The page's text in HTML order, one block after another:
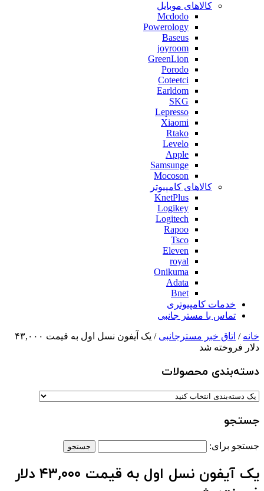
کالاهای موبایل
Mcdodo
Powerology
Baseus
joyroom
GreenLion
Porodo
Coteetci
Earldom
SKG
Lepresso
Xiaomi
Rtako
Levelo
Apple
Samsunge
Mocoson
کالاهای کامپیوتر
KnetPlus
Logikey
Logitech
Rapoo
Tsco
Eleven
royal
Onikuma
Adata
Bnet
خدمات کامپیوتری
تماس با مستر جانبی
خانه / اتاق خبر مسترجانبی
/ یک آیفون نسل اول به قیمت ۴۳,۰۰۰
دلار فروخته شد
دسته‌بندی‌ محصولات
جستجو
جستجو برای:
یک آیفون نسل اول به قیمت ۴۳,۰۰۰ دلار